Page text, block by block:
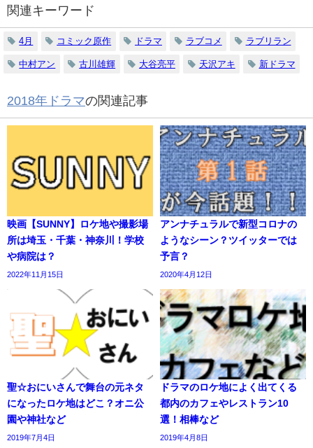
関連キーワード
4月 コミック原作 ドラマ ラブコメ ラブリラン
中村アン 古川雄輝 大谷亮平 天沢アキ 新ドラマ
2018年ドラマの関連記事
映画【SUNNY】ロケ地や撮影場
所は埼玉・千葉・神奈川！学校
や病院は？
2022年11月15日
アンナチュラルで新型コロナの
ようなシーン？ツイッターでは
予言？
2020年4月12日
聖☆おにいさんで舞台の元ネタ
になったロケ地はどこ？オニ公
園や神社など
2019年7月4日
ドラマのロケ地によく出てくる
都内のカフェやレストラン10
選！相棒など
2019年4月8日